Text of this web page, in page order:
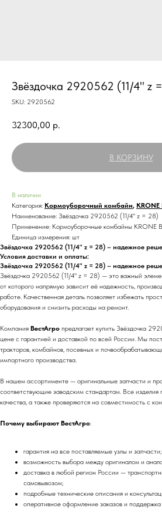
Звёздочка 2920562 (11/4" z
SKU: 2920562
32300,00 р.
В КОРЗИНУ
В наличии
Категория: Кормоуборочный комбайн,
Наименование: Звёздочка 2920562 (11/4" z = 28)
Применение: Кормоуборочные комбайны KRONE
Единица измерения: шт
Звёздочка 2920562 (11/4" z = 28) – надежное
Условия доставки и оплаты:
Звёздочка 2920562 (11/4" z = 28) – надежное
Звёздочка 2920562 (11/4" z = 28) — это важный
от которого напрямую зависит её надежность,
работе. Качественная деталь позволяет избежать
оборудования и снизить расходы на ремонт.
Компания ВестАгро предлагает купить Звёздочка
цене с гарантией и доставкой по всей России. Мы
тракторов, комбайнов, посевных и
импортного производства.
В нашем ассортименте — оригинальные запчасти и
соответствующие заводским стандартам. Все изделия
качества, а также проверяются на совместимость с
Почему выбирают ВестАгро:
гарантия на все поставляемые узлы и запчасти;
возможность выбора между оригиналом и
доставка в любой регион России —
самовывозом;
подробные технические описания и
оперативное оформление заказов и поддержка